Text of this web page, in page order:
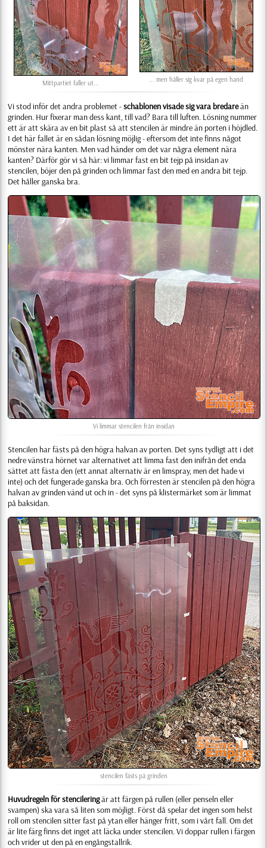
Mittpartiet faller ut... ... men håller sig kvar på egen hand
Vi stod inför det andra problemet -schablonen visade sig vara bredareän
grinden. Hur fixerar man dess kant, till vad? Bara till luften. Lösning nummer
ett är att skära av en bit plast så att stencilen är mindre än porten i höjdled.
I det här fallet är en sådan lösning möjlig - eftersom det inte finns något
mönster nära kanten. Men vad händer om det var några element nära
kanten? Därför gör vi så här: vi limmar fast en bit tejp på insidan av
stencilen, böjer den på grinden och limmar fast den med en andra bit tejp.
Det håller ganska bra.
Vi limmar stencilen från insidan
Stencilen har fästs på den högra halvan av porten. Det syns tydligt att i det
nedre vänstra hörnet var alternativet att limma fast den inifrån det enda
sättet att fästa den (ett annat alternativ är en limspray, men det hade vi
inte) och det fungerade ganska bra. Och förresten är stencilen på den högra
halvan av grinden vänd ut och in - det syns på klistermärket som är limmat
på baksidan.
stencilen fästs på grinden
Huvudregeln för stencileringär att färgen på rullen (eller penseln eller
svampen) ska vara så liten som möjligt. Först då spelar det ingen som helst
roll om stencilen sitter fast på ytan eller hänger fritt, som i vårt fall. Om det
är lite färg finns det inget att läcka under stencilen. Vi doppar rullen i färgen
och vrider ut den på en engångstallrik.